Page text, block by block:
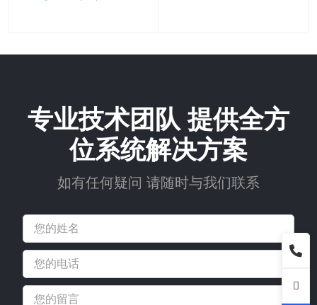
专业技术团队 提供全方
位系统解决方案
如有任何疑问 请随时与我们联系